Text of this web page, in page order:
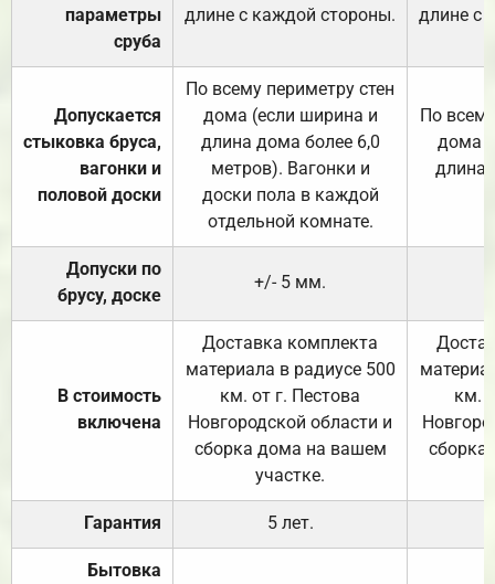
параметры
сруба
длине с каждой стороны.
длине с
Допускается
стыковка бруса,
вагонки и
половой доски
По всему периметру стен
дома (если ширина и
длина дома более 6,0
метров). Вагонки и
доски пола в каждой
отдельной комнате.
По
дома
длина
Допуски по
брусу, доске
+/- 5 мм.
В стоимость
включена
Доставка комплекта
материала в радиусе 500
км. от г. Пестова
Новгородской области и
сборка дома на вашем
участке.
км.
Гарантия 5 лет.
Бытовка